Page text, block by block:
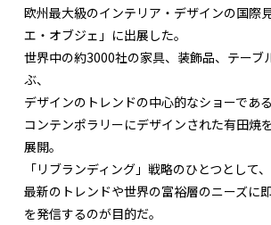
欧州最大級のインテリア・デザインの国際
エ・オブジェ」に出展した。
世界中の約3000社の家具、装飾品、テーブ
ぶ、
デザインのトレンドの中心的なショーである
コンテンポラリーにデザインされた有田焼
展開。
「リブランディング」戦略のひとつとして、
最新のトレンドや世界の富裕層のニーズに
を発信するのが目的だ。